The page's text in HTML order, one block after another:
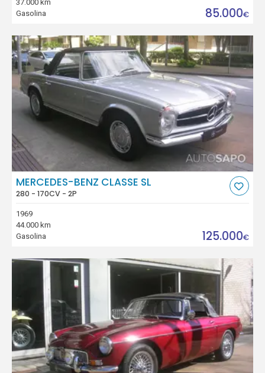
37.000 km
Gasolina
85.000€
MERCEDES-BENZ CLASSE SL
280 - 170CV - 2P
1969
44.000 km
Gasolina
125.000€